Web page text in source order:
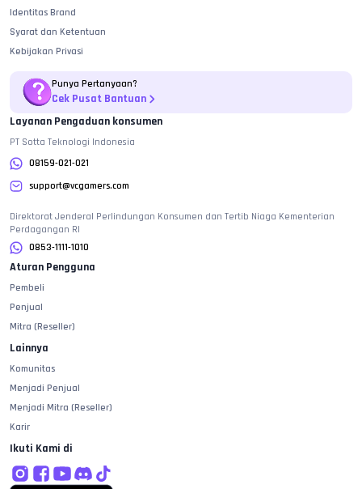
Identitas Brand
Syarat dan Ketentuan
Kebijakan Privasi
Punya Pertanyaan?
Cek Pusat Bantuan
Layanan Pengaduan konsumen
PT Sotta Teknologi Indonesia
08159-021-021
support@vcgamers.com
Direktorat Jenderal Perlindungan Konsumen dan Tertib Niaga Kementerian
Perdagangan RI
0853-1111-1010
Aturan Pengguna
Pembeli
Penjual
Mitra (Reseller)
Lainnya
Komunitas
Menjadi Penjual
Menjadi Mitra (Reseller)
Karir
Ikuti Kami di